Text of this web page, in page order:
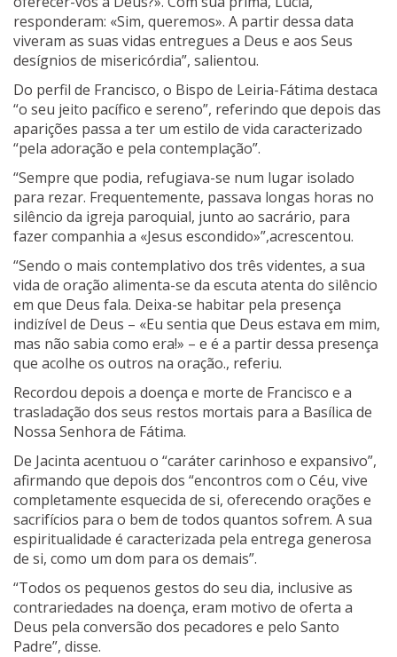
responderam: «Sim, queremos». A partir dessa data
viveram as suas vidas entregues a Deus e aos Seus
desígnios de misericórdia”, salientou.
Do perfil de Francisco, o Bispo de Leiria-Fátima destaca
“o seu jeito pacífico e sereno”, referindo que depois das
aparições passa a ter um estilo de vida caracterizado
“pela adoração e pela contemplação”.
“Sempre que podia, refugiava-se num lugar isolado
para rezar. Frequentemente, passava longas horas no
silêncio da igreja paroquial, junto ao sacrário, para
fazer companhia a «Jesus escondido»”,acrescentou.
“Sendo o mais contemplativo dos três videntes, a sua
vida de oração alimenta-se da escuta atenta do silêncio
em que Deus fala. Deixa-se habitar pela presença
indizível de Deus – «Eu sentia que Deus estava em mim,
mas não sabia como era!» – e é a partir dessa presença
que acolhe os outros na oração., referiu.
Recordou depois a doença e morte de Francisco e a
trasladação dos seus restos mortais para a Basílica de
Nossa Senhora de Fátima.
De Jacinta acentuou o “caráter carinhoso e expansivo”,
afirmando que depois dos “encontros com o Céu, vive
completamente esquecida de si, oferecendo orações e
sacrifícios para o bem de todos quantos sofrem. A sua
espiritualidade é caracterizada pela entrega generosa
de si, como um dom para os demais”.
“Todos os pequenos gestos do seu dia, inclusive as
contrariedades na doença, eram motivo de oferta a
Deus pela conversão dos pecadores e pelo Santo
Padre”, disse.